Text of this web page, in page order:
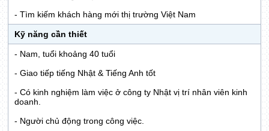
- Tìm kiếm khách hàng mới thị trường Việt Nam
Kỹ năng cần thiết
- Nam, tuổi khoảng 40 tuổi
- Giao tiếp tiếng Nhật & Tiếng Anh tốt
- Có kinh nghiệm làm việc ở công ty Nhật vị trí nhân viên kinh
doanh.
- Người chủ động trong công việc.